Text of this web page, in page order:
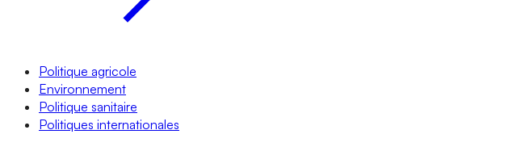
Politique agricole
Environnement
Politique sanitaire
Politiques internationales